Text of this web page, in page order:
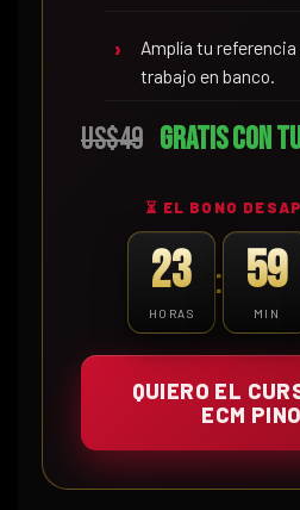
Amplía tu
trabajo en banco.
US$49 Gratis con
⏳ EL BONO
23
HORAS
: 59
MIN
QUIERO EL
ECM